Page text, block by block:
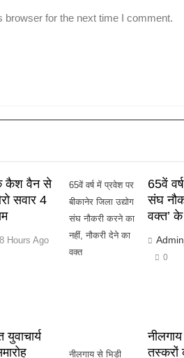
browser for the next time I comment.
कैश वैन से
सवार 4
Hours Ago
65वें वर्ष में प्रवेश पर
बीकानेर जिला उद्योग
संघ नौकरी करने का
नहीं, नौकरी देने का
वक्त
65वें
संघ
वक्त’ के
0
नीलगाय से भिड़ी
तस्करों